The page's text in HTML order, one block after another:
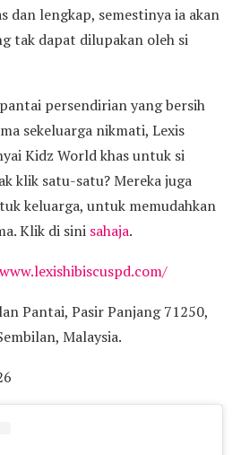
dan lengkap, semestinya ia akan
tak dapat dilupakan oleh si
persendirian yang bersih
sekeluarga nikmati, Lexis
Kidz World khas untuk si
klik satu-satu? Mereka juga
keluarga, untuk memudahkan
Klik di sini sahaja.
Pantai, Pasir Panjang 71250,
Malaysia.